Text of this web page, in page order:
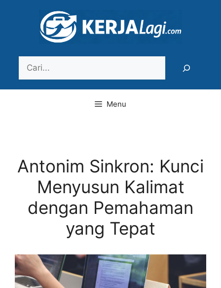
Menu
Antonim Sinkron: Kunci
Menyusun Kalimat
dengan Pemahaman
yang Tepat